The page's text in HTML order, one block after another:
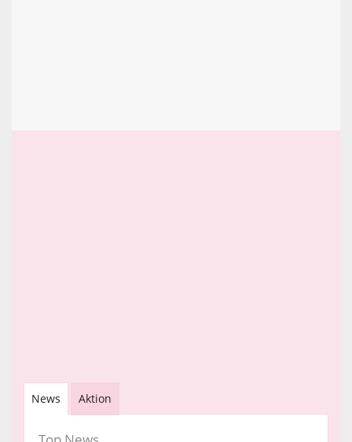
News Aktion